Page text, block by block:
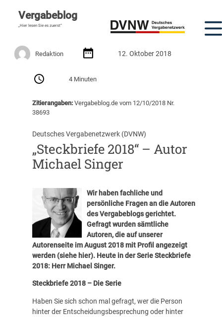
Vergabeblog
„Hier lesen Sie es zuerst“
Redaktion 12. Oktober 2018
4 Minuten
Zitierangaben:Vergabeblog.de vom 12/10/2018 Nr.
38693
Deutsches Vergabenetzwerk (DVNW)
„Steckbriefe 2018“ – Autor
Michael Singer
Wir haben fachliche und
persönliche Fragen an die Autoren
des Vergabeblogs gerichtet.
Gefragt wurden sämtliche
Autoren, die auf unserer
Autorenseite im August 2018 mit Profil angezeigt
werden (siehehier). Heute in der Serie Steckbriefe
2018: Herr Michael Singer.
Steckbriefe 2018 – Die Serie
Haben Sie sich schon mal gefragt, wer die Person
hinter der Entscheidungsbesprechung oder hinter